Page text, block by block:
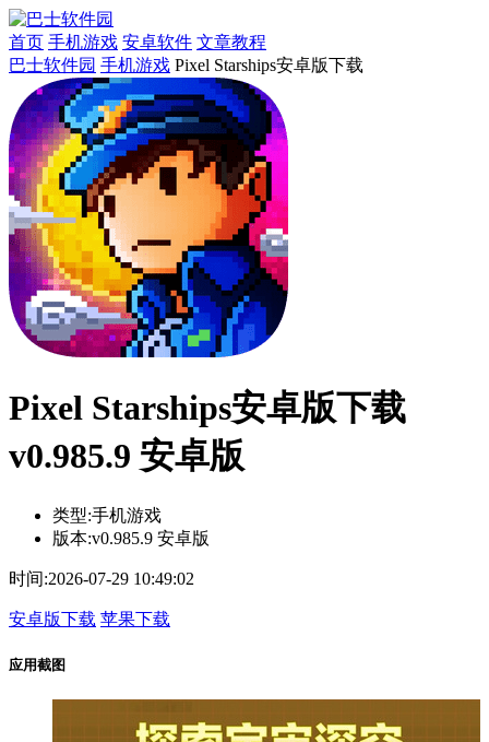
首页 手机游戏 安卓软件 文章教程
巴士软件园 手机游戏 Pixel Starships安卓版下载
Pixel Starships安卓版下载
v0.985.9 安卓版
类型:手机游戏
版本:v0.985.9 安卓版
时间:2026-07-29 10:49:02
安卓版下载 苹果下载
应用截图